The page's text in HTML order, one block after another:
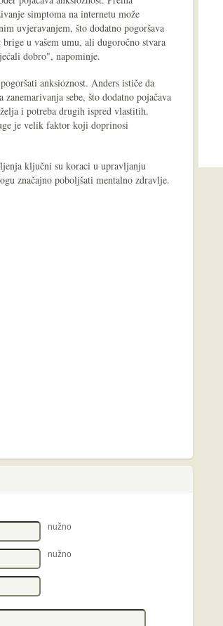
simptoma na internetu može
uvjeravanjem, što dodatno pogoršava
u vašem umu, ali dugoročno stvara
dobro", napominje.
anksioznost. Anders ističe da
sebe, što dodatno pojačava
i potreba drugih ispred vlastitih.
je velik faktor koji doprinosi
ključni su koraci u upravljanju
značajno poboljšati mentalno zdravlje.
nužno
nužno